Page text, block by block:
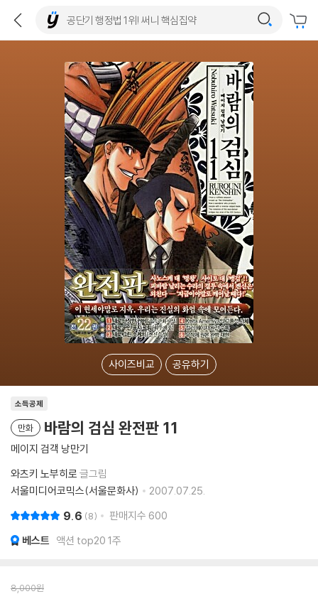
사이즈비교 공유하기
소득공제
만화 바람의 검심 완전판 11
메이지 검객 낭만기
와츠키 노부히로 글그림
서울미디어코믹스(서울문화사)
2007.07.25.
9.6 8 판매지수 600
베스트 액션 top20 1주
8,000원